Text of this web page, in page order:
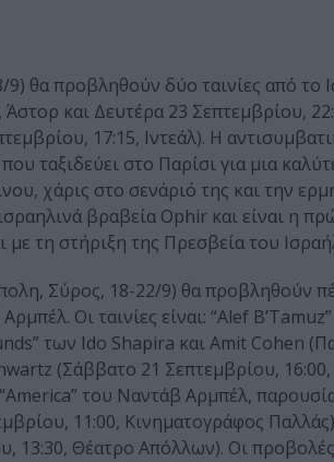
9) θα προβληθούν δύο ταινίες από το
και Δευτέρα 23 Σεπτεμβρίου,
17:15, Ιντεάλ). Η
ταξιδεύει στο Παρίσι για μια
χάρις στο σενάριό της και την
βραβεία Ophir και είναι η
τη στήριξη της Πρεσβεία του
Σύρος, 18-22/9) θα προβληθούν
Οι ταινίες είναι: “Alef
των Ido Shapira και Amit Cohen
(Σάββατο 21 Σεπτεμβρίου,
του Ναντάβ Αρμπέλ,
11:00, Κινηματογράφος Παλλάς)
13:30, Θέατρο Απόλλων). Οι προβολές